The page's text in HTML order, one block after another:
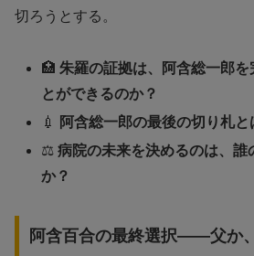
切ろうとする。
🏥朱羅の証拠は、阿含総一郎を
とができるのか？
💉
阿含総一郎の最後の切り札と
⚖️病院の未来を決めるのは、誰
か？
阿含百合の最終選択——父か